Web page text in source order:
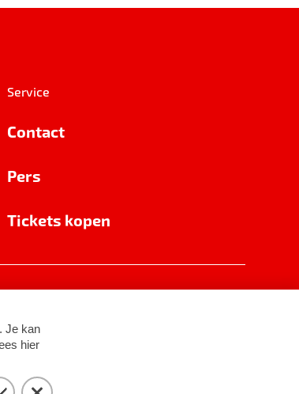
Service
Contact
Pers
Tickets kopen